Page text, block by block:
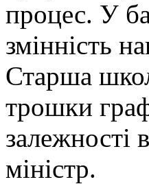
процес. У
змінність
Старша
трошки
залежності
міністр.